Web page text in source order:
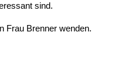
sind.
Frau Brenner wenden.